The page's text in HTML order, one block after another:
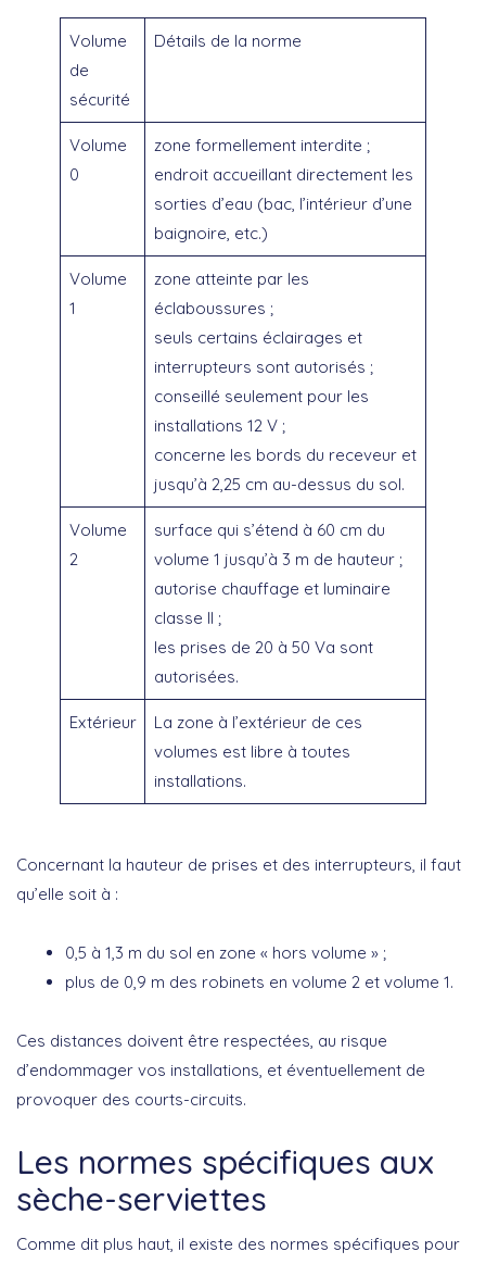
Volume
de
sécurité
Détails de la norme
Volume
0
zone formellement interdite ;
endroit accueillant directement les
sorties d’eau (bac, l’intérieur d’une
baignoire, etc.)
Volume
1
zone atteinte par les
éclaboussures ;
seuls certains éclairages et
interrupteurs sont autorisés ;
conseillé seulement pour les
installations 12 V ;
concerne les bords du receveur et
jusqu’à 2,25 cm au-dessus du sol.
Volume
2
surface qui s’étend à 60 cm du
volume 1 jusqu’à 3 m de hauteur ;
autorise chauffage et luminaire
classe II ;
les prises de 20 à 50 Va sont
autorisées.
Extérieur
La zone à l’extérieur de ces
volumes est libre à toutes
installations.
Concernant la hauteur de prises et des interrupteurs, il faut
qu’elle soit à :
0,5 à 1,3 m du sol en zone « hors volume » ;
plus de 0,9 m des robinets en volume 2 et volume 1.
Ces distances doivent être respectées, au risque
d’endommager vos installations, et éventuellement de
provoquer des courts-circuits.
Les normes spécifiques aux
sèche-serviettes
Comme dit plus haut, il existe des normes spécifiques pour